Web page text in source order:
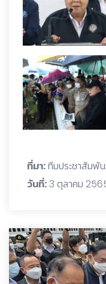
ที่มา:ทีมประชาสัมพั
วันที่:3 ตุลาคม